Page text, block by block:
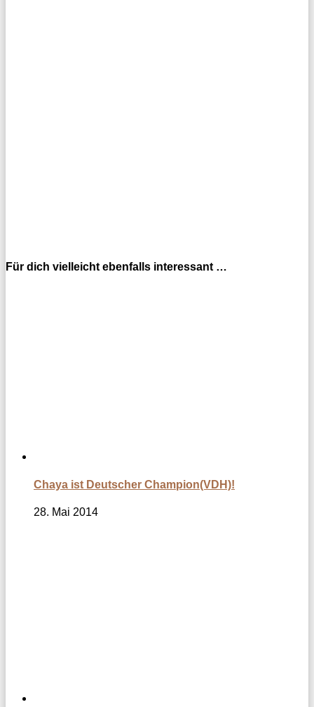
Für dich vielleicht ebenfalls interessant …
Chaya ist Deutscher Champion(VDH)!
28. Mai 2014